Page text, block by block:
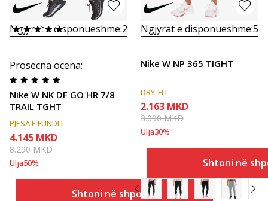
Ngjyrat e disponueshme:2
Prosecna ocena:
Nike W NK DF GO HR 7/8
TRAIL TGHT
PJESA E FUNDIT
4.145 MKD
8.290MKD
Ulja50%
Shtoni në shportë
Ngjyrat e disponueshme:5
Nike W NP 365 TIGHT
DRY-FIT
2.163 MKD
3.090MKD
Ulja30%
Shtoni në